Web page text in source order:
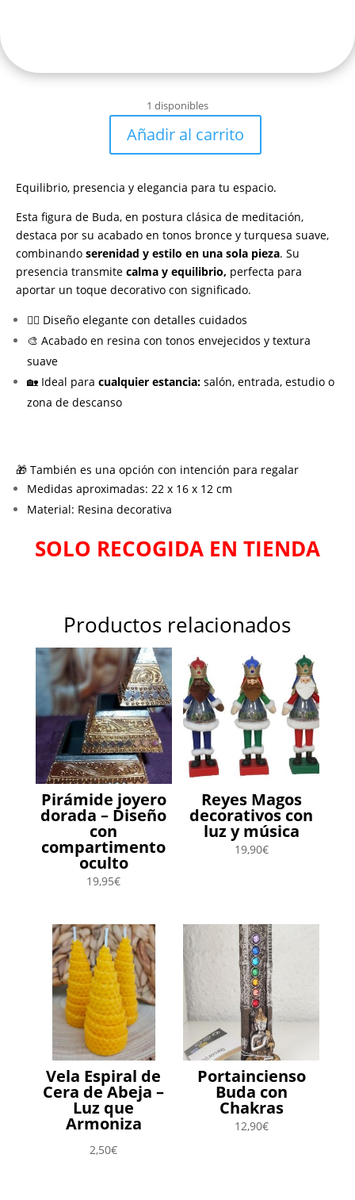
1 disponibles
postura
de
meditación
cantidad
Añadir al carrito
Equilibrio, presencia y elegancia para tu espacio.
Esta figura de Buda, en postura clásica de meditación,
destaca por su acabado en tonos bronce y turquesa suave,
combinando serenidad y estilo en una sola pieza. Su
presencia transmite calma y equilibrio, perfecta para
aportar un toque decorativo con significado.
🧘‍♂️ Diseño elegante con detalles cuidados
🎨 Acabado en resina con tonos envejecidos y textura
suave
🏡 Ideal para cualquier estancia: salón, entrada, estudio o
zona de descanso
🎁 También es una opción con intención para regalar
Medidas aproximadas: 22 x 16 x 12 cm
Material: Resina decorativa
SOLO RECOGIDA EN TIENDA
Productos relacionados
Pirámide joyero
dorada – Diseño
con
compartimento
oculto
19,95€
Reyes Magos
decorativos con
luz y música
19,90€
Vela Espiral de
Cera de Abeja –
Luz que
Armoniza
2,50€
Portaincienso
Buda con
Chakras
12,90€